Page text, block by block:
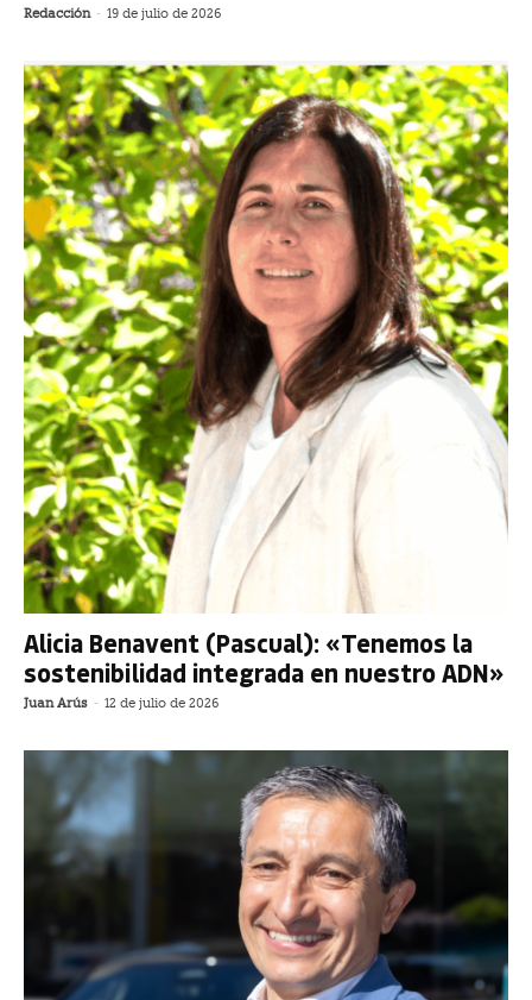
Redacción - 19 de julio de 2026
Alicia Benavent (Pascual): «Tenemos la
sostenibilidad integrada en nuestro ADN»
Juan Arús - 12 de julio de 2026